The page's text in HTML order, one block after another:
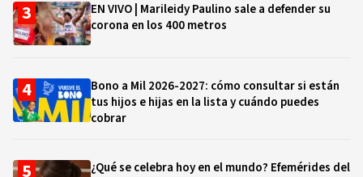
EN VIVO | Marileidy Paulino sale a defender su
corona en los 400 metros
Bono a Mil 2026-2027: cómo consultar si están
tus hijos e hijas en la lista y cuándo puedes
cobrar
¿Qué se celebra hoy en el mundo? Efemérides del